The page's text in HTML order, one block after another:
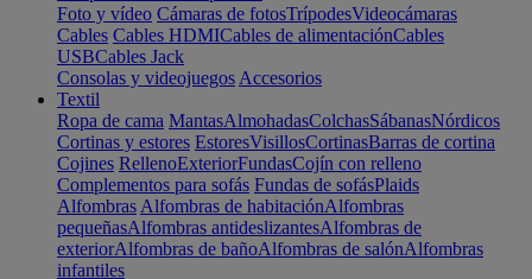
Foto y vídeo Cámaras de fotosTrípodesVideocámaras
Cables Cables HDMICables de alimentaciónCables
USBCables Jack
Consolas y videojuegos Accesorios
Textil
Ropa de cama MantasAlmohadasColchasSábanasNórdicos
Cortinas y estores EstoresVisillosCortinasBarras de cortina
Cojines RellenoExteriorFundasCojín con relleno
Complementos para sofás Fundas de sofásPlaids
Alfombras Alfombras de habitaciónAlfombras
pequeñasAlfombras antideslizantesAlfombras de
exteriorAlfombras de bañoAlfombras de salónAlfombras
infantiles